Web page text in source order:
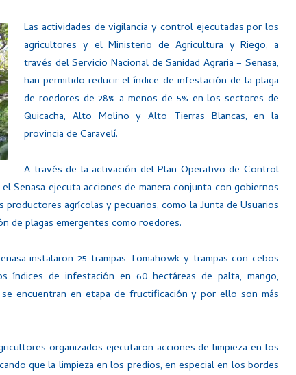
Las actividades de vigilancia y control ejecutadas por los
agricultores y el Ministerio de Agricultura y Riego, a
través del Servicio Nacional de Sanidad Agraria – Senasa,
han permitido reducir el índice de infestación de la plaga
de roedores de 28% a menos de 5% en los sectores de
Quicacha, Alto Molino y Alto Tierras Blancas, en la
provincia de Caravelí.
A través de la activación del Plan Operativo de Control
Senasa ejecuta acciones de manera conjunta con gobiernos
agrícolas y pecuarios, como la Junta de Usuarios
de plagas emergentes como roedores.
instalaron 25 trampas Tomahowk y trampas con cebos
índices de infestación en 60 hectáreas de palta, mango,
encuentran en etapa de fructificación y por ello son más
organizados ejecutaron acciones de limpieza en los
que la limpieza en los predios, en especial en los bordes